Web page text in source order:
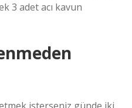
3 adet acı kavun